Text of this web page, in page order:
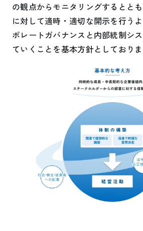
の観点からモニタリングするとと
に対して適時・適切な開示を行う
ポレートガバナンスと内部統制シ
ていくことを基本方針としておりま